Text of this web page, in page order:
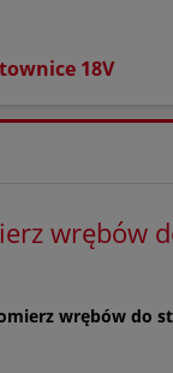
18V
wrębów
wrębów do